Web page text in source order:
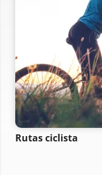
Rutas ciclista